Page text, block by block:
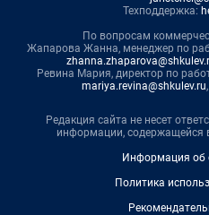
Техподдержка:
По вопросам
Жапарова Жанна, менеджер по
Ревина Мария, директор по
mariya.revina@shkulev.ru
Редакция сайта не несет
информации, содержащейся
Информация об
Политика